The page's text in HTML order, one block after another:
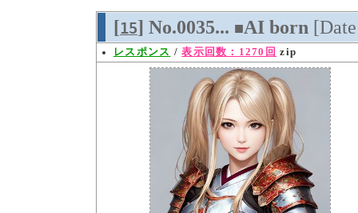
[15] No.0035... ■AI born
レスポンス /表示回数：1270回 zip